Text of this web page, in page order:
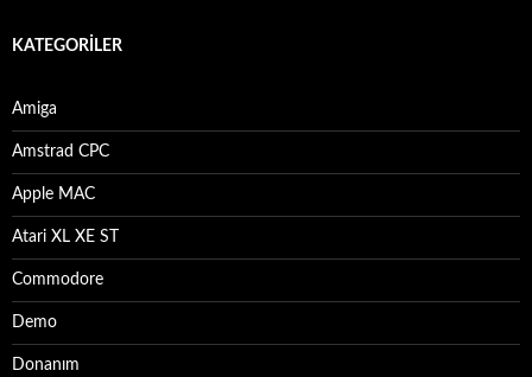
KATEGORILER
Amiga
Amstrad CPC
Apple MAC
Atari XL XE ST
Commodore
Demo
Donanım